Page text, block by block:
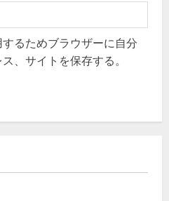
るためブラウザーに自分
、サイトを保存する。